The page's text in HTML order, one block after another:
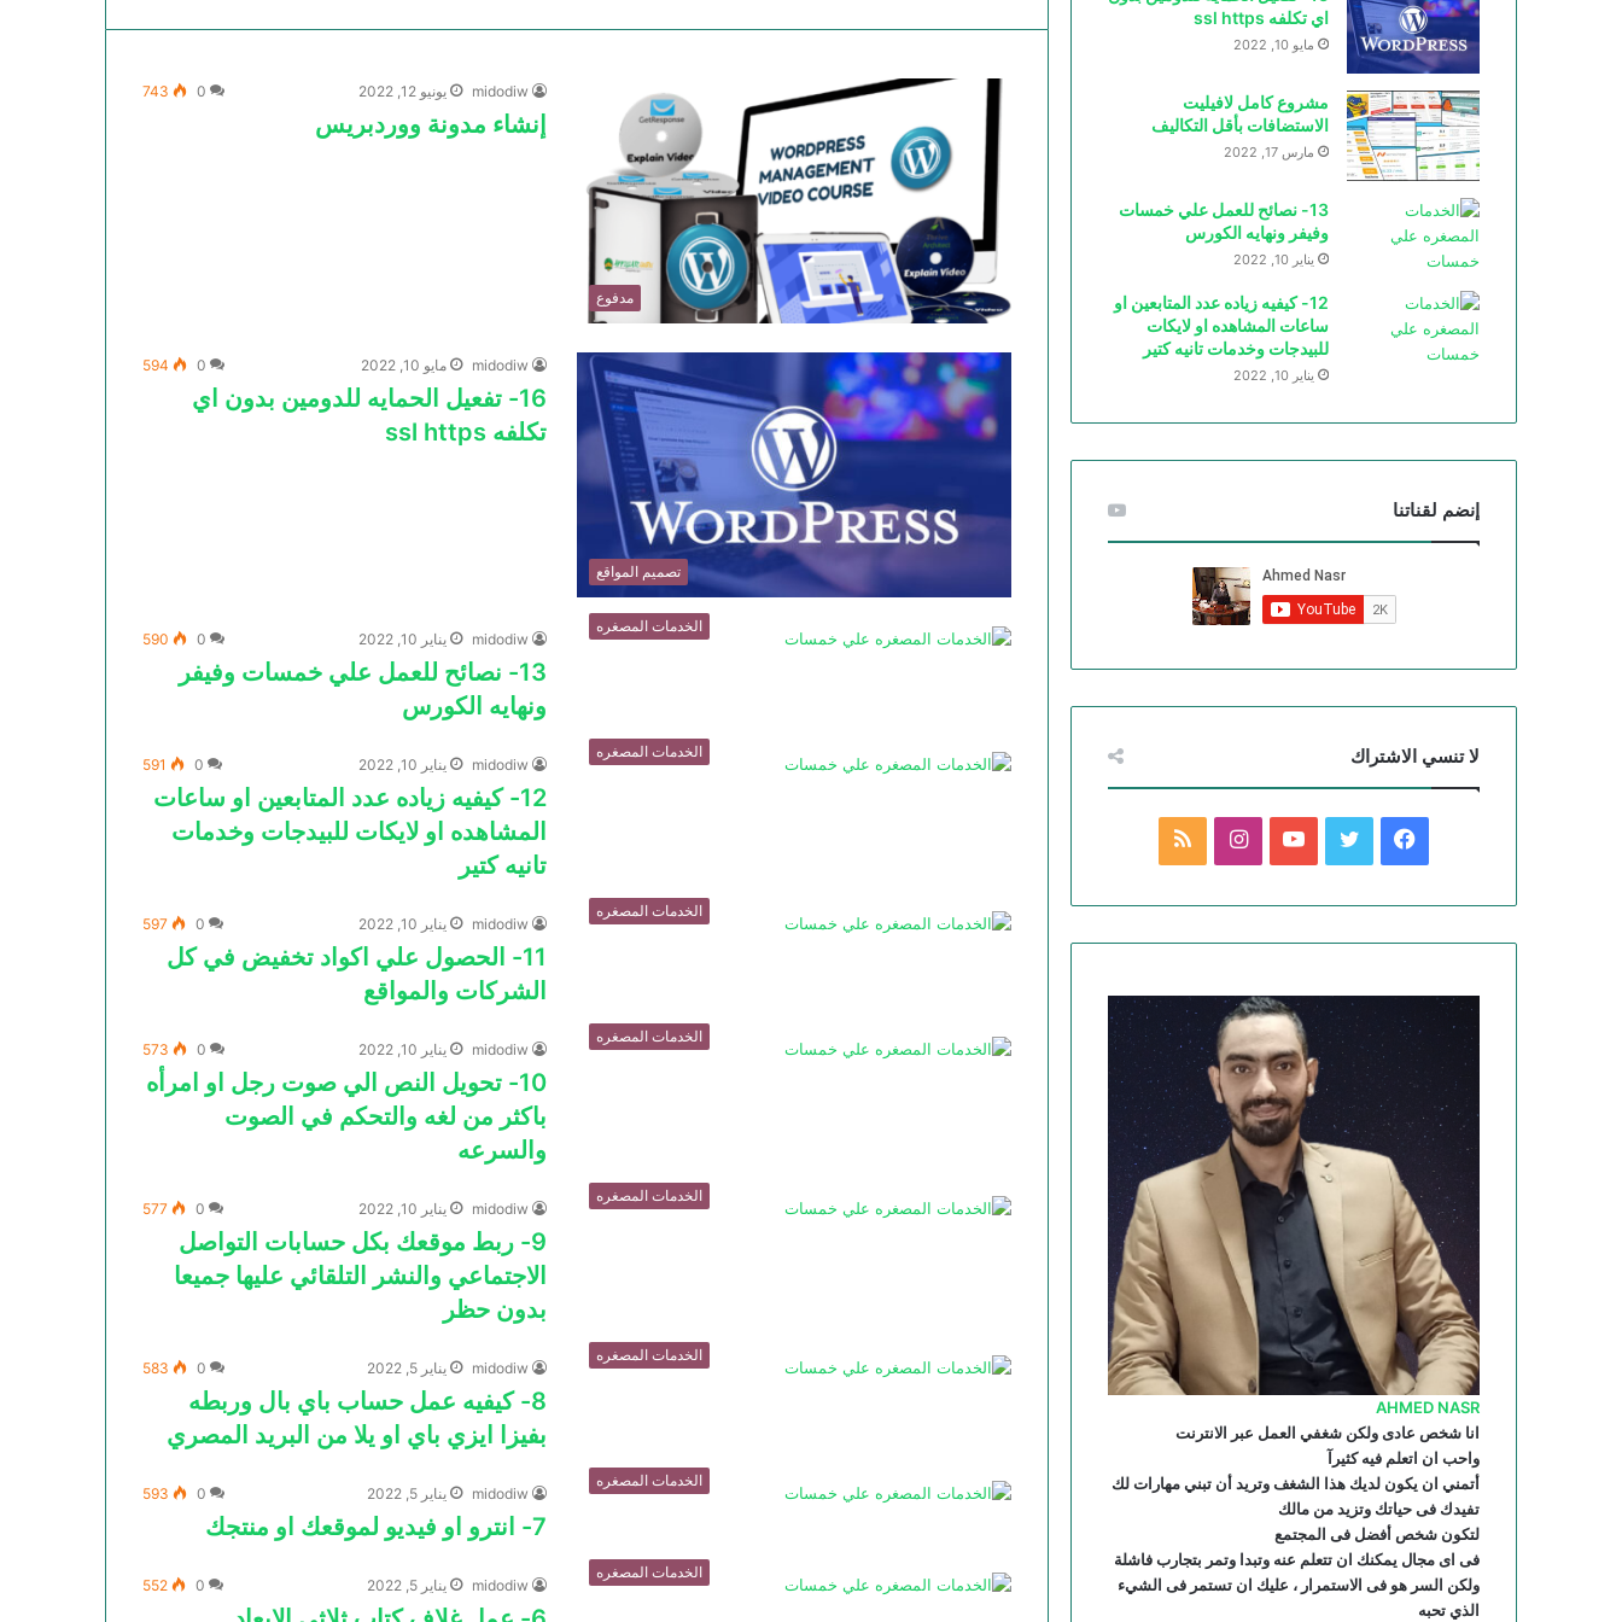
مدفوع
midodiw يونيو 12, 2022 0
743
إنشاء مدونة ووردبريس
تصميم المواقع
midodiw مايو 10, 2022 0
594
16- تفعيل الحمايه للدومين بدون اي
تكلفه ssl https
الخدمات المصغره
midodiw يناير 10, 2022 0
590
13- نصائح للعمل علي خمسات وفيفر
ونهايه الكورس
الخدمات المصغره
midodiw يناير 10, 2022 0
591
12- كيفيه زياده عدد المتابعين او ساعات
المشاهده او لايكات للبيدجات وخدمات
تانيه كتير
الخدمات المصغره
midodiw يناير 10, 2022 0
597
11- الحصول علي اكواد تخفيض في كل
الشركات والمواقع
الخدمات المصغره
midodiw يناير 10, 2022 0
573
10- تحويل النص الي صوت رجل او امرأه
باكثر من لغه والتحكم في الصوت
والسرعه
الخدمات المصغره
midodiw يناير 10, 2022 0
577
9- ربط موقعك بكل حسابات التواصل
الاجتماعي والنشر التلقائي عليها جميعا
بدون حظر
الخدمات المصغره
midodiw يناير 5, 2022 0
583
8- كيفيه عمل حساب باي بال وربطه
بفيزا ايزي باي او يلا من البريد المصري
الخدمات المصغره
midodiw يناير 5, 2022 0
593
7- انترو او فيديو لموقعك او منتجك
الخدمات المصغره
midodiw يناير 5, 2022 0
552
اي تكلفه ssl https
مايو 10, 2022
مشروع كامل لافيليت
الاستضافات بأقل التكاليف
مارس 17, 2022
13- نصائح للعمل علي خمسات
وفيفر ونهايه الكورس
يناير 10, 2022
12- كيفيه زياده عدد المتابعين او
ساعات المشاهده او لايكات
للبيدجات وخدمات تانيه كتير
يناير 10, 2022
إنضم لقناتنا
لا تنسي الاشتراك
س
ك
ي
ر
ت
و
ب
س
ق
ر
ا
خ
ا
ل
م
و
ق
ع
R
S
AHMED NASR
انا شخص عادى ولكن شغفي العمل عبر الانترنت
واحب ان اتعلم فيه كثيرآ
أتمني ان يكون لديك هذا الشغف وتريد أن تبني مهارات لك
تفيدك فى حياتك وتزيد من مالك
لتكون شخص أفضل فى المجتمع
فى اى مجال يمكنك ان تتعلم عنه وتبدا وتمر بتجارب فاشلة
ولكن السر هو فى الاستمرار ، عليك ان تستمر فى الشيء
الذي تحبه